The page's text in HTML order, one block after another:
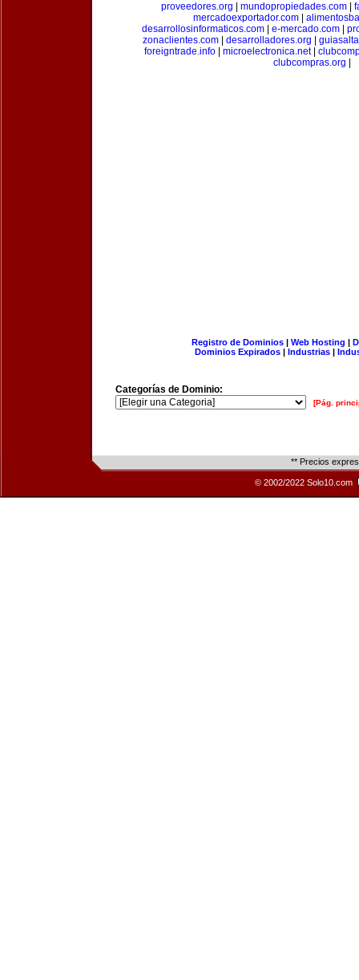
proveedores.org
mundopropiedades.com|
mercadoexportador.com|
desarrollosinformaticos.com| e-mercado.com|
zonaclientes.com| desarrolladores.org
foreigntrade.info
microelectronica.net|
clubcompras.org
Registro de Dominios| Web Hosting |
Dominios Expirados | Industrias |
Categorías de Dominio:
[Pág.
** Precios
© 2002/2022 Solo10.com